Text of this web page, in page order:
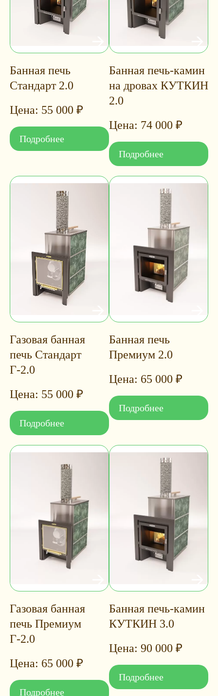
Банная печь
Стандарт 2.0
55 000 ₽
Подробнее
Банная печь-камин
на дровах КУТКИН
2.0
74 000 ₽
Подробнее
Газовая банная
печь Стандарт
Г-2.0
55 000 ₽
Подробнее
Банная печь
Премиум 2.0
65 000 ₽
Подробнее
Газовая банная
печь Премиум
Г-2.0
65 000 ₽
Подробнее
Банная печь-камин
КУТКИН 3.0
90 000 ₽
Подробнее